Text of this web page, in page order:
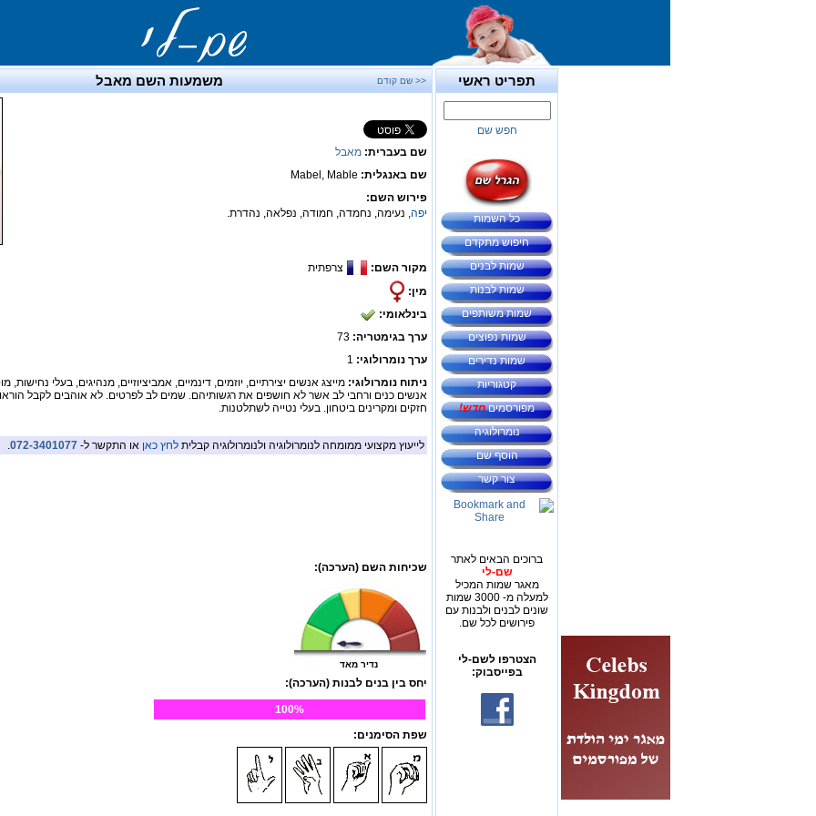
תפריט ראשי
חפש שם
כל השמות
חיפוש מתקדם
שמות לבנים
שמות לבנות
שמות משותפים
שמות נפוצים
שמות נדירים
קטגוריות
מפורסמיםחדש!
נומרולוגיה
הוסף שם
צור קשר
ברוכים הבאים לאתר
שם-לי
מאגר שמות המכיל
למעלה מ- 3000 שמות
שונים לבנים ולבנות עם
פירושים לכל שם.
הצטרפו לשם-לי
בפייסבוק:
<< שם קודם משמעות השם מאבל
שם בעברית: מאבל
שם באנגלית: Mabel, Mable
פירוש השם:
יפה, נעימה, נחמדה, חמודה, נפלאה, נהדרת.
מקור השם:
צרפתית
מין:
בינלאומי:
ערך בגימטריה:
ערך נומרולוגי: 1
ניתוח נומרולוגי: מייצג אנשים יצירתיים, יוזמים, דינמיים, אמביציוזיים, מנהיגים, בעלי נחישות,
אנשים כנים ורחבי לב אשר לא חושפים את רגשותיהם. שמים לב לפרטים. לא אוהבים לקבל
חזקים ומקרינים ביטחון. בעלי נטייה לשתלטנות.
לייעוץ מקצועי ממומחה לנומרולוגיה ולנומרולוגיה קבלית לחץ כאן או התקשר ל- 072-3401077
.
שכיחות השם (הערכה):
נדיר מאד
יחס בין בנים לבנות (הערכה):
100%
שפת הסימנים: